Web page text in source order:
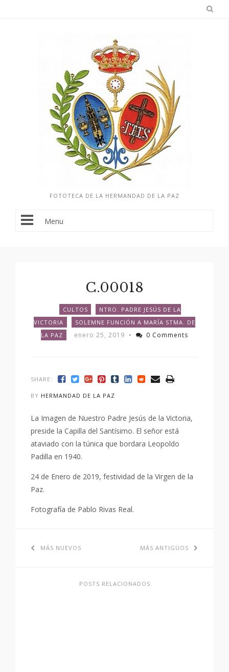
FOTOTECA DE LA HERMANDAD DE LA PAZ
Menu
C.00018
CULTOS
NTRO. PADRE JESÚS DE LA
VICTORIA
SOLEMNE FUNCIÓN A MARÍA STMA. DE
LA PAZ
enero 25, 2019 • 0 Comments
SHARE:
BY HERMANDAD DE LA PAZ
La Imagen de Nuestro Padre Jesús de la Victoria,
preside la Capilla del Santísimo. El señor está
ataviado con la túnica que bordara Leopoldo
Padilla en 1940.
24 de Enero de 2019, festividad de la Virgen de la
Paz.
Fotografía de Pablo Rivas Real.
MÁS NUEVOS MÁS ANTIGÜOS
POSTS RELACIONADOS